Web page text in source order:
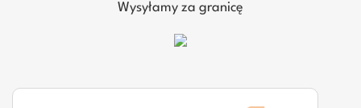
Wysyłamy za granicę